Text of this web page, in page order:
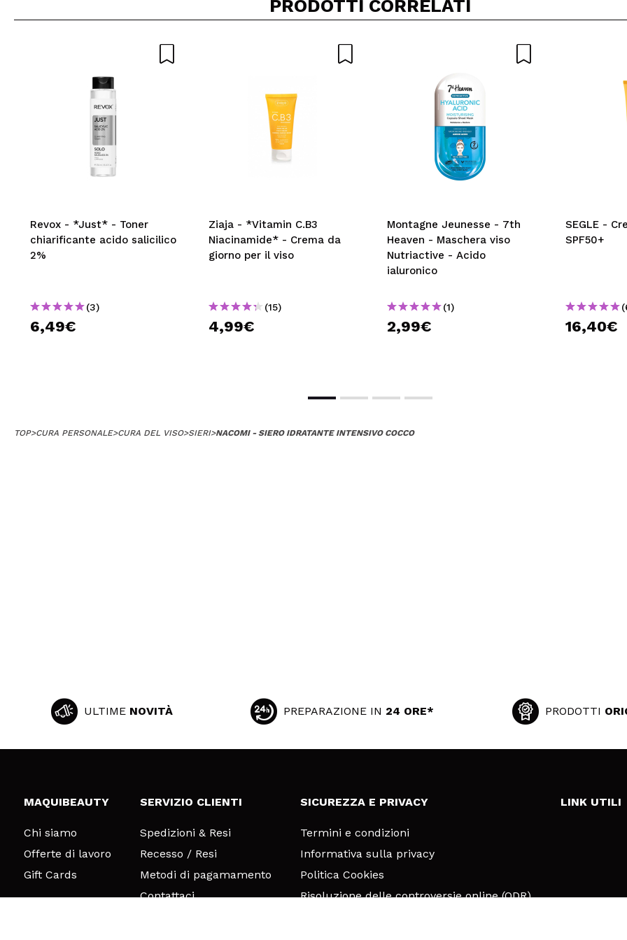
PRODOTTI CORRELATI
Revox - *Just* - Toner
chiarificante acido salicilico
2%
(3)
6,49€
Ziaja - *Vitamin C.B3
Niacinamide* - Crema da
giorno per il viso
(15)
4,99€
Montagne Jeunesse - 7th
Heaven - Maschera viso
Nutriactive - Acido
ialuronico
(1)
2,99€
SEGLE -
SPF50+
16,40€
TOP>CURA PERSONALE>CURA DEL VISO>SIERI>NACOMI - SIERO IDRATANTE INTENSIVO COCCO
ULTIME NOVITÀ PREPARAZIONE IN 24 ORE* PRODOTTI
MAQUIBEAUTY
Chi siamo
Offerte di lavoro
Gift Cards
SERVIZIO CLIENTI
Spedizioni & Resi
Recesso / Resi
Metodi di pagamamento
Contattaci
SICUREZZA E PRIVACY
Termini e condizioni
Informativa sulla privacy
Politica Cookies
Risoluzione delle controversie online (ODR)
LINK UTILI